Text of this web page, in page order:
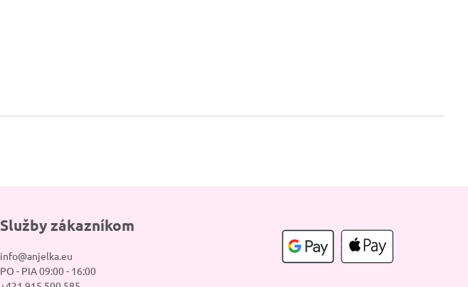
Služby zákazníkom
info@anjelka.eu
PO - PIA 09:00 - 16:00